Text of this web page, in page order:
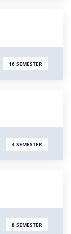
16 SEMESTER
4 SEMESTER
8 SEMESTER